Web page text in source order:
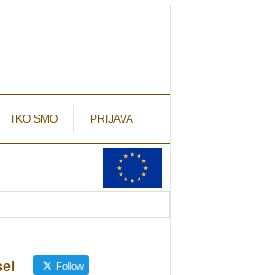
TKO SMO PRIJAVA
Follow